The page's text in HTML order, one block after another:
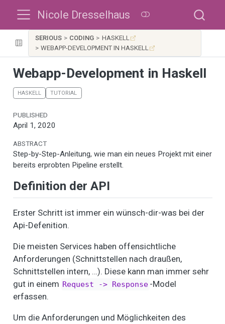
Nicole Dresselhaus
SERIOUS CODING
HASKELL
WEBAPP-DEVELOPMENT IN HASKELL
Webapp-Development in Haskell
HASKELL TUTORIAL
PUBLISHED
April 1, 2020
ABSTRACT
Step-by-Step-Anleitung, wie man ein neues Projekt mit einer
bereits erprobten Pipeline erstellt.
Definition der API
Erster Schritt ist immer ein wünsch-dir-was bei der
Api-Defenition.
Die meisten Services haben offensichtliche
Anforderungen (Schnittstellen nach draußen,
Schnittstellen intern, …). Diese kann man immer sehr
gut in einem Request -> Response -Model
erfassen.
Um die Anforderungen und Möglichkeiten des